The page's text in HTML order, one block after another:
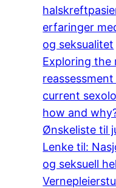
erfaringer
og seksualitet
Exploring the
current
how and
Ønskeliste til
Lenke til:
og seksuell